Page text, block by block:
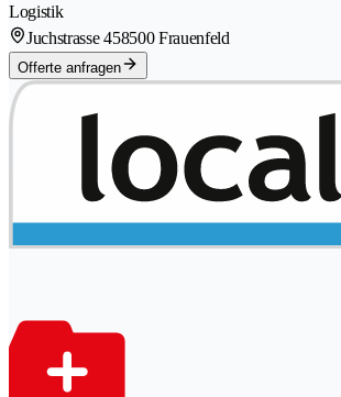
Logistik
Juchstrasse 458500 Frauenfeld
Offerte anfragen